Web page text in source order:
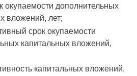
окупаемости дополнительных
вложений, лет;
срок окупаемости
капитальных вложений,
капитальных вложений,